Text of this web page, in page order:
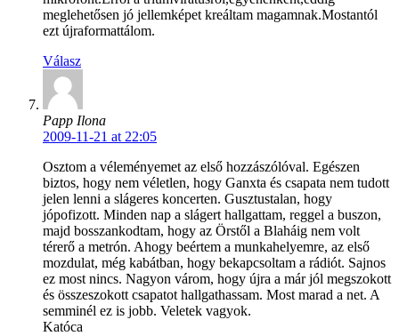
meglehetősen jó jellemképet kreáltam magamnak.Mostantól
ezt újraformattálom.
Válasz
Papp Ilona
2009-11-21 at 22:05
Osztom a véleményemet az első hozzászólóval. Egészen
biztos, hogy nem véletlen, hogy Ganxta és csapata nem tudott
jelen lenni a slágeres koncerten. Gusztustalan, hogy
jópofizott. Minden nap a slágert hallgattam, reggel a buszon,
majd bosszankodtam, hogy az Örstől a Blaháig nem volt
térerő a metrón. Ahogy beértem a munkahelyemre, az első
mozdulat, még kabátban, hogy bekapcsoltam a rádiót. Sajnos
ez most nincs. Nagyon várom, hogy újra a már jól megszokott
és összeszokott csapatot hallgathassam. Most marad a net. A
semminél ez is jobb. Veletek vagyok.
Katóca